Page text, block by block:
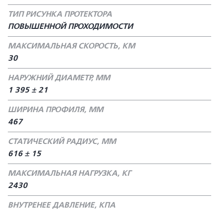
ТИП РИСУНКА ПРОТЕКТОРА
ПОВЫШЕННОЙ ПРОХОДИМОСТИ
МАКСИМАЛЬНАЯ СКОРОСТЬ, КМ
30
НАРУЖНИЙ ДИАМЕТР, ММ
1 395 ± 21
ШИРИНА ПРОФИЛЯ, ММ
467
СТАТИЧЕСКИЙ РАДИУС, ММ
616 ± 15
МАКСИМАЛЬНАЯ НАГРУЗКА, КГ
2430
ВНУТРЕНЕЕ ДАВЛЕНИЕ, КПА